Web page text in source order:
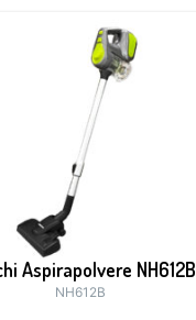
Aspirapolvere NH612B
NH612B